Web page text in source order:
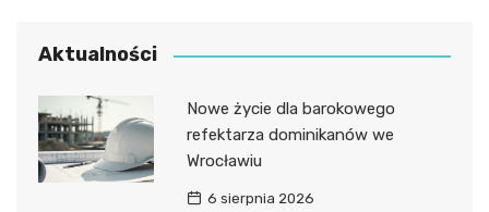
Aktualności
Nowe życie dla barokowego
refektarza dominikanów we
Wrocławiu
6 sierpnia 2026